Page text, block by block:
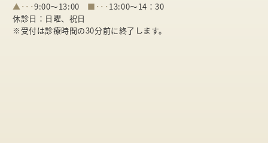
▲･･･9:00～13:00 ■･･･ 13:00～14：30
休診日：日曜、祝日
※受付は診療時間の30分前に終了します。